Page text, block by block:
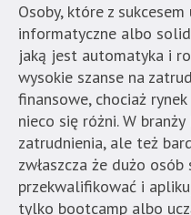
Osoby, które z sukcesem
informatyczne albo
jaką jest automatyka i
wysokie szanse na
finansowe, chociaż
nieco się różni. W
zatrudnienia, ale też
zwłaszcza że dużo
przekwalifikować i
tylko bootcamp albo